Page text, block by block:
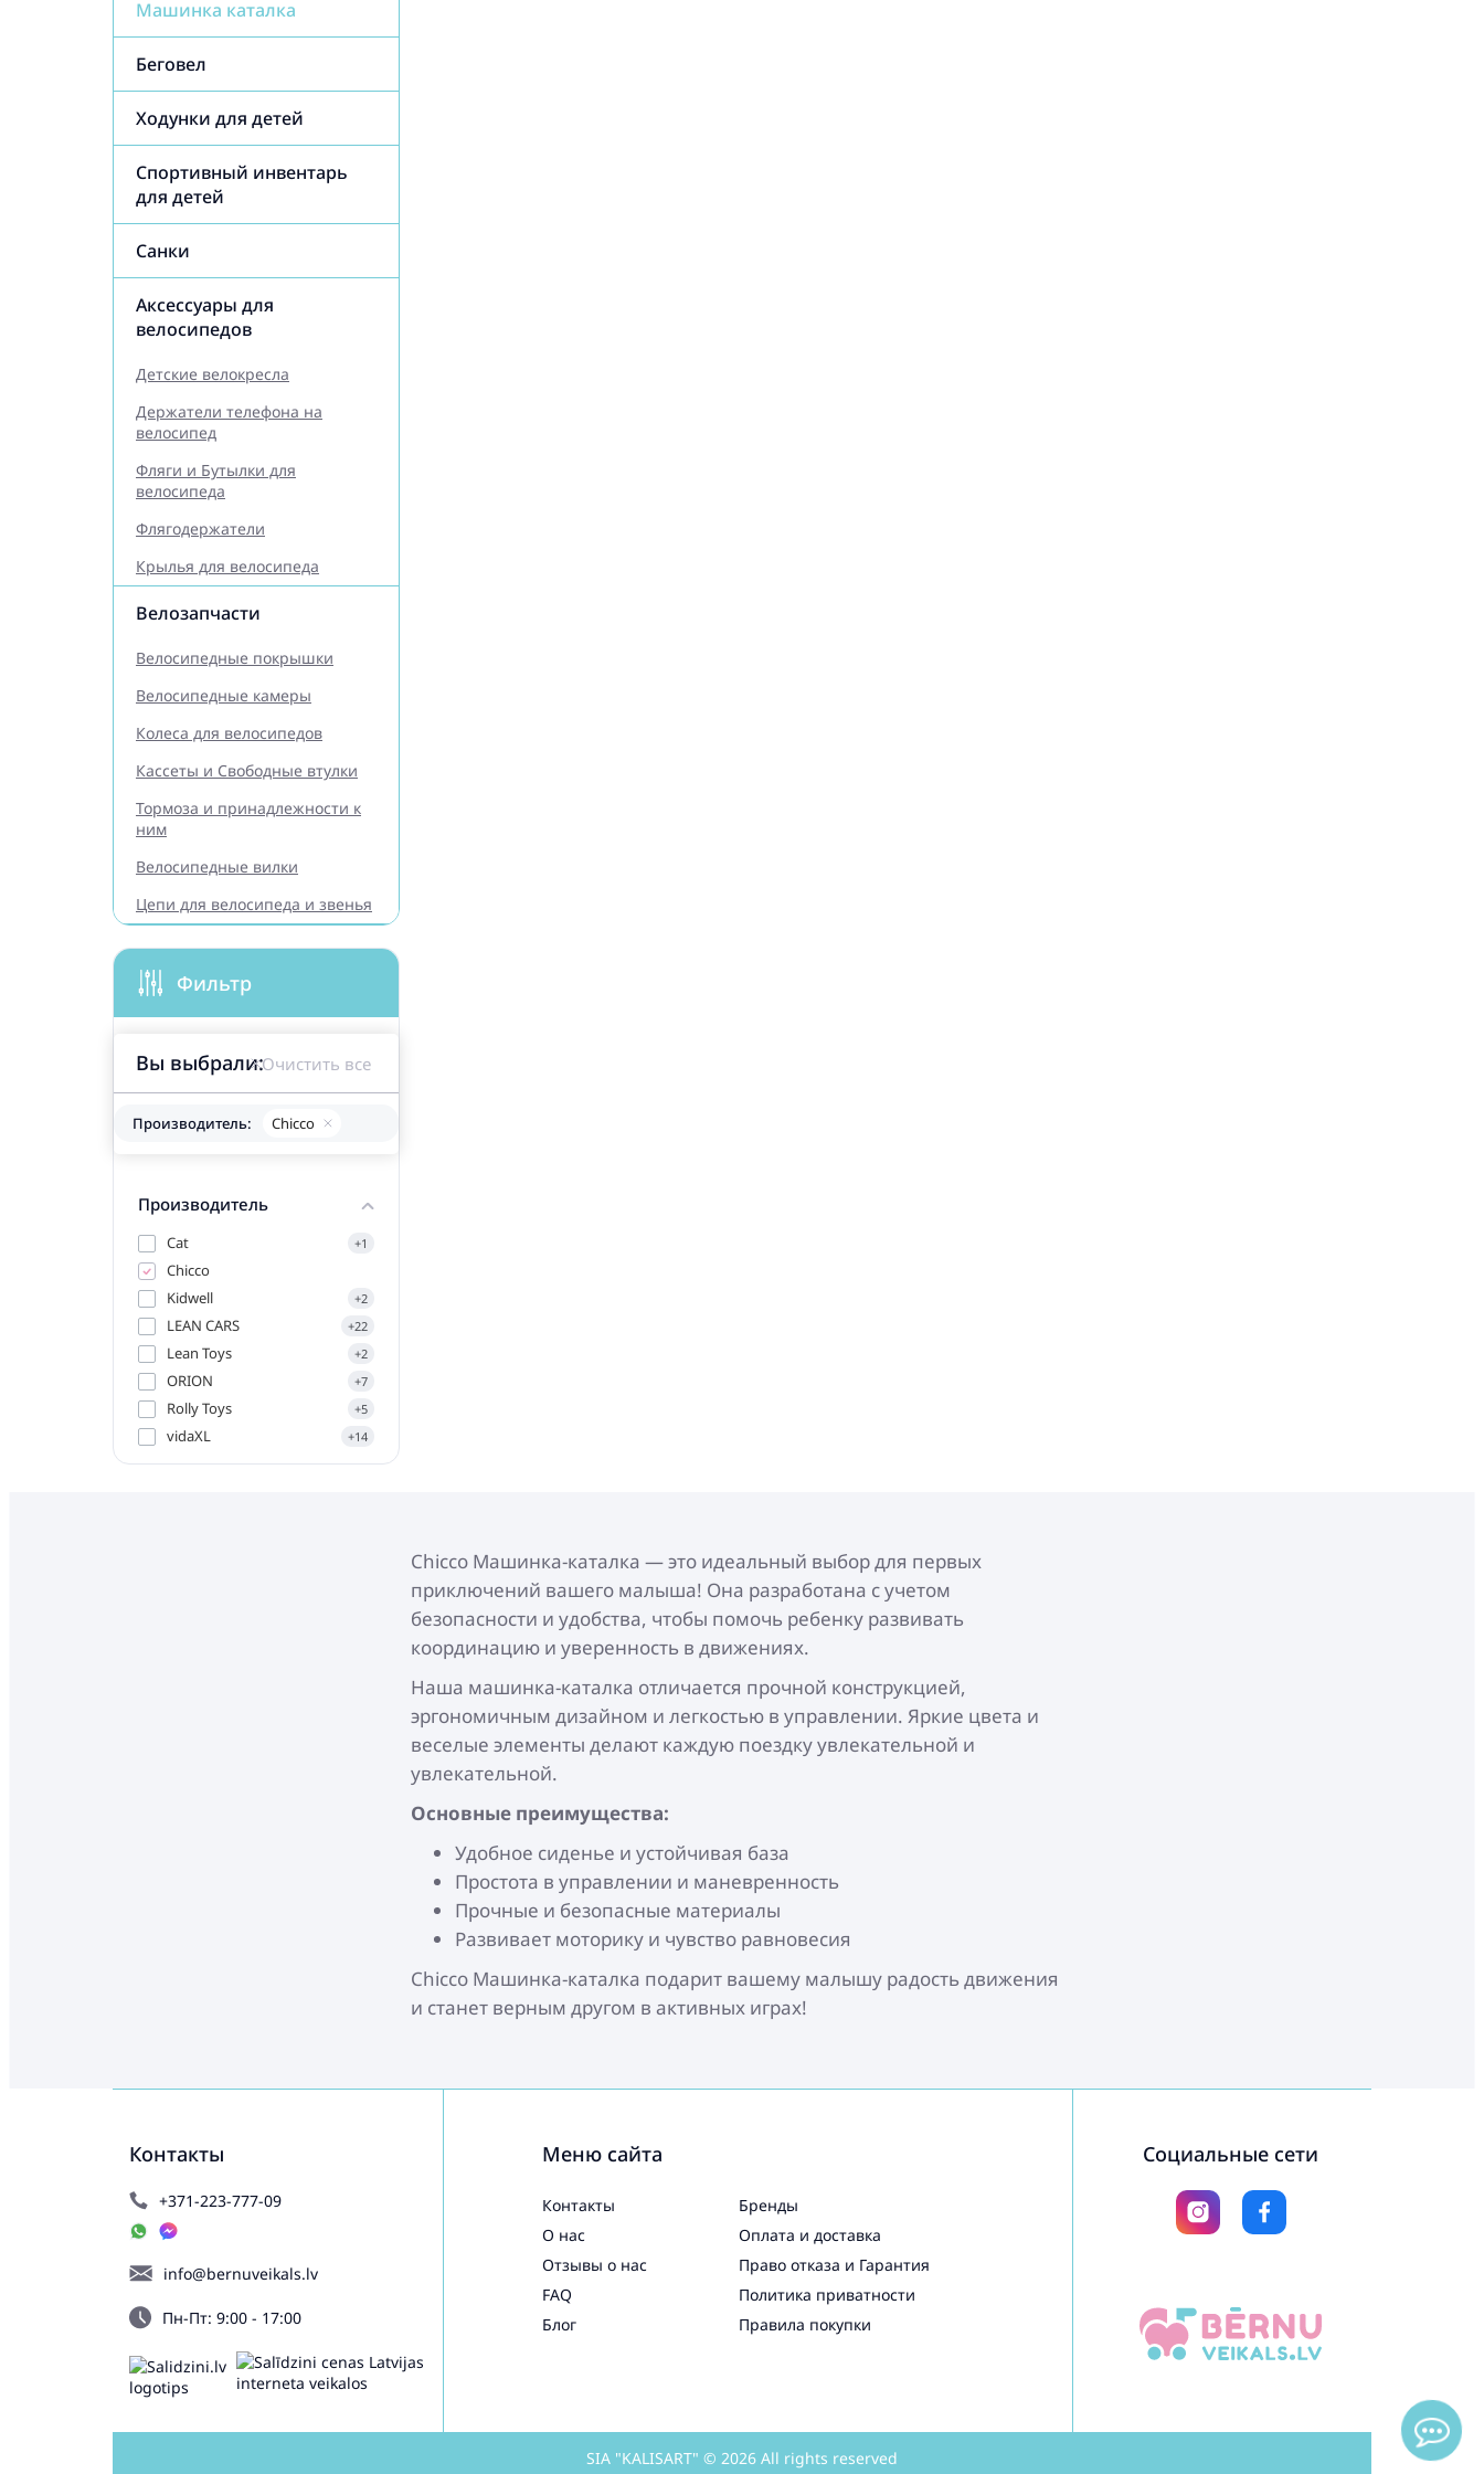
Машинка каталка
Беговел
Ходунки для детей
Спортивный инвентарь
для детей
Санки
Аксессуары для
велосипедов
Детские велокресла
Держатели телефона на
велосипед
Фляги и Бутылки для
велосипеда
Флягодержатели
Крылья для велосипеда
Велозапчасти
Велосипедные покрышки
Велосипедные камеры
Колеса для велосипедов
Кассеты и Свободные втулки
Тормоза и принадлежности к
ним
Велосипедные вилки
Цепи для велосипеда и звенья
Фильтр
Вы выбрали:
Производитель: Chicco
Очистить все
Производитель
Cat +1
Chicco
Kidwell
+2
LEAN CARS +22
Lean Toys +2
ORION +7
Rolly Toys +5
vidaXL +14
Chicco Машинка-каталка — это идеальный выбор для первых
приключений вашего малыша! Она разработана с учетом
безопасности и удобства, чтобы помочь ребенку развивать
координацию и уверенность в движениях.
Наша машинка-каталка отличается прочной конструкцией,
эргономичным дизайном и легкостью в управлении. Яркие цвета и
веселые элементы делают каждую поездку увлекательной и
увлекательной.
Основные преимущества:
Удобное сиденье и устойчивая база
Простота в управлении и маневренность
Прочные и безопасные материалы
Развивает моторику и чувство равновесия
Chicco Машинка-каталка подарит вашему малышу радость движения
и станет верным другом в активных играх!
Контакты
+371-223-777-09
info@bernuveikals.lv
Пн-Пт: 9:00 - 17:00
Меню сайта
Контакты
О нас
Отзывы о нас
FAQ
Блог
Бренды
Оплата и доставка
Право отказа и Гарантия
Политика приватности
Правила покупки
Социальные сети
SIA "KALISART" © 2026 All rights reserved